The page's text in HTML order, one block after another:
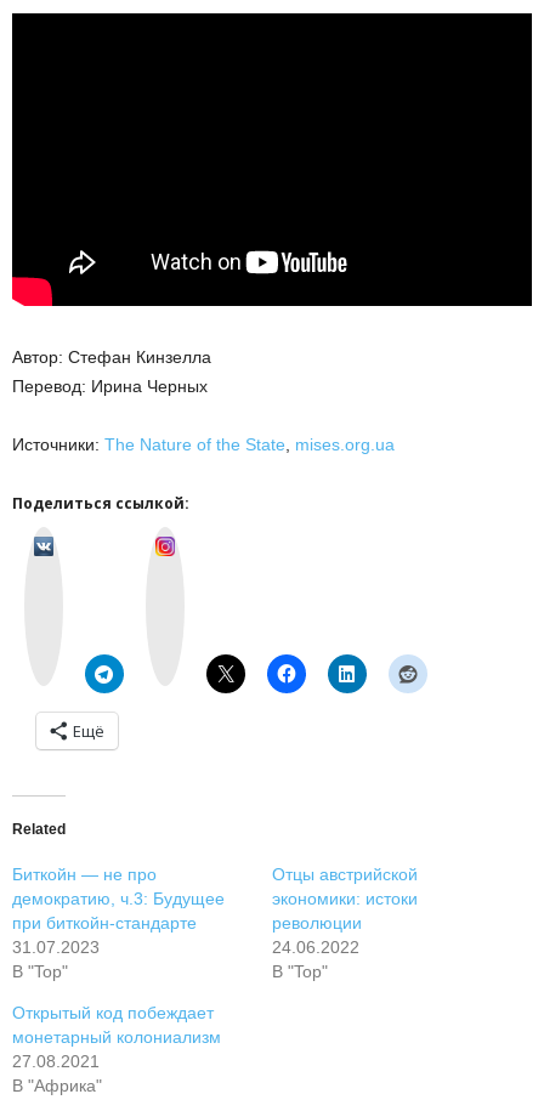
Автор: Стефан Кинзелла
Перевод: Ирина Черных
Источники: The Nature of the State, mises.org.ua
Поделиться ссылкой:
Ещё
Related
Биткойн — не про
демократию, ч.3: Будущее
при биткойн-стандарте
31.07.2023
В "Top"
Отцы австрийской
экономики: истоки
революции
24.06.2022
В "Top"
Открытый код побеждает
монетарный колониализм
27.08.2021
В "Африка"